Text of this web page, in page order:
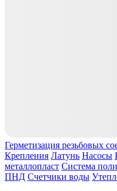
Герметизация резьбовых
Крепления Латунь Насосы
металлопласт Система
ПНД Счетчики воды